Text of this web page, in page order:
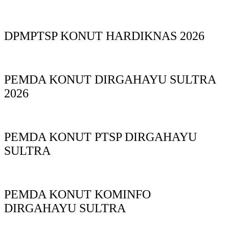
DPMPTSP KONUT HARDIKNAS 2026
PEMDA KONUT DIRGAHAYU SULTRA
2026
PEMDA KONUT PTSP DIRGAHAYU
SULTRA
PEMDA KONUT KOMINFO
DIRGAHAYU SULTRA